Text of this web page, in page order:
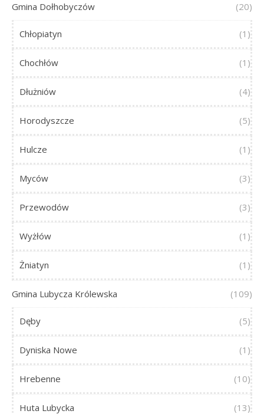
Gmina Dołhobyczów (20)
Chłopiatyn (1)
Chochłów (1)
Dłużniów (4)
Horodyszcze (5)
Hulcze (1)
Myców (3)
Przewodów (3)
Wyżłów (1)
Żniatyn (1)
Gmina Lubycza Królewska (109)
Dęby (5)
Dyniska Nowe (1)
Hrebenne (10)
Huta Lubycka (13)